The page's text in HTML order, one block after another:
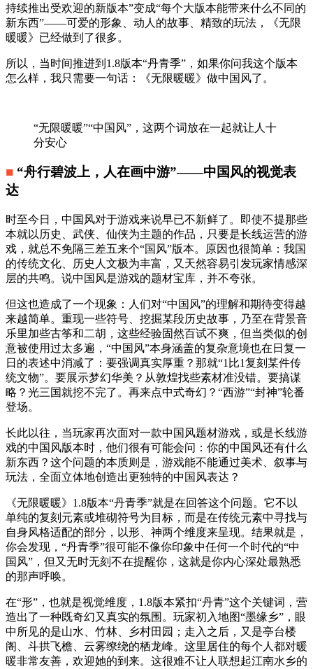
持续推出受欢迎的新版本”变成“每个大版本能带来什么不同的
新东西”——可爱的形象、动人的故事、精致的玩法，《无限
暖暖》已经做到了很多。
所以，当时间推进到1.8版本“丹青季”，如果你问我这个版本
怎么样，我只需要一句话：《无限暖暖》做中国风了。
“无限暖暖”“中国风”，这两个词放在一起就让人十
分安心
■ “舟行碧波上，人在画中游”——中国风的视觉表
达
时至今日，中国风对于游戏来说早已不新鲜了。即使不提那些
本就以历史、武侠、仙侠为主题的作品，只要是长线运营的游
戏，就总不免隔三差五来个“国风”版本。原因也很简单：我国
的传统文化、历史人文极为丰富，又天然容易引发玩家情感深
层的共鸣。说中国风是游戏的题材宝库，并不夸张。
但这也造成了一个现象：人们对“中国风”的理解和期待变得越
来越简单。重现一些符号、挖掘某段历史故事，乃至在背景音
乐里加些古筝和二胡，这些经验固然百试不爽，但当类似的创
意被使用过太多遍，“中国风”本身涵盖的复杂意境也在日复一
日的表述中消减了：要强调真实厚重？那就“1比1复刻某件传
统文物”。要展示梦幻华美？从敦煌找些素材准没错。要搞谋
略？光三国就挖不完了。再来点中式奇幻？“西游”“封神”轮番
登场。
长此以往，当玩家再次面对一款中国风题材游戏，或是长线游
戏的中国风版本时，他们很有可能会问：你的中国风还有什么
新东西？这个问题的本质则是，游戏能不能通过美术、叙事与
玩法，全面立体地创造出更独特的中国风表达？
《无限暖暖》1.8版本“丹青季”就是在回答这个问题。它不以
单纯的复刻元素或堆砌符号为目标，而是在传统元素中寻找与
自身风格适配的部分，以形、神两个维度来呈现。结果就是，
你会发现，“丹青季”很可能不像你印象中任何一个时代的“中
国风”，但又无时无刻不在提醒你，这就是你内心深处最熟悉
的那声呼唤。
在“形”，也就是视觉维度，1.8版本紧扣“丹青”这个关键词，营
造出了一种既奇幻又真实的氛围。玩家初入地图“墨缘乡”，眼
中所见的是山水、竹林、乡村田园；走入之后，又是亭台楼
阁、斗拱飞檐、云雾缭绕的栖龙峰。这里居住的每个人都对暖
暖非常友善，欢迎她的到来。这很难不让人联想起江南水乡的